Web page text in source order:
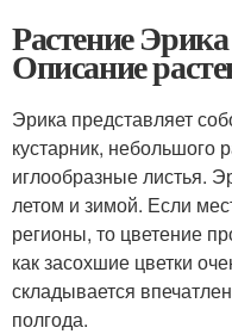
Растение
Описание
Эрика представляет
кустарник, небольшого
иглообразные листья.
летом и зимой. Если
регионы, то цветение
как засохшие цветки
складывается
полгода.